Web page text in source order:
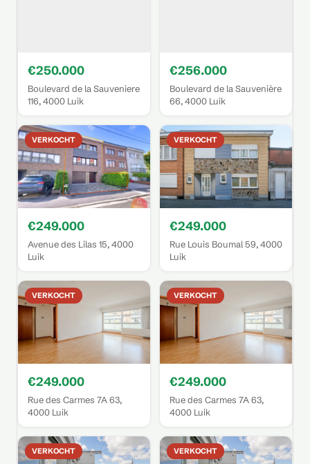
€250.000
Boulevard de la Sauveniere
116, 4000 Luik
€256.000
Boulevard de la Sauvenière
66, 4000 Luik
VERKOCHT
€249.000
Avenue des Lilas 15, 4000
Luik
VERKOCHT
€249.000
Rue Louis Boumal 59, 4000
Luik
VERKOCHT
€249.000
Rue des Carmes 7A 63,
4000 Luik
VERKOCHT
€249.000
Rue des Carmes 7A 63,
4000 Luik
VERKOCHT VERKOCHT